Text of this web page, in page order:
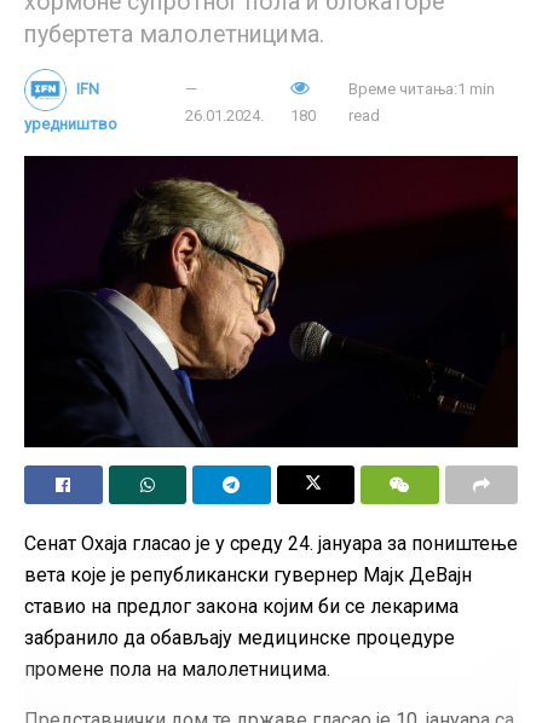
пубертета малолетницима.
IFN
уредништво
26.01.2024. 180
Време читања:1 min
read
Сенат Охаја гласао је у среду 24. јануара за поништење
вета које је републикански гувернер Мајк ДеВајн
ставио на предлог закона којим би се лекарима
забранило да обављају медицинске процедуре
промене пола на малолетницима.